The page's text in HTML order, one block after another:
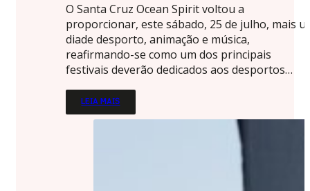
O Santa Cruz Ocean Spirit voltou a
proporcionar, este sábado, 25 de julho, mais
diade desporto, animação e música,
reafirmando-se como um dos principais
festivais deverão dedicados aos desportos…
LEIA MAIS